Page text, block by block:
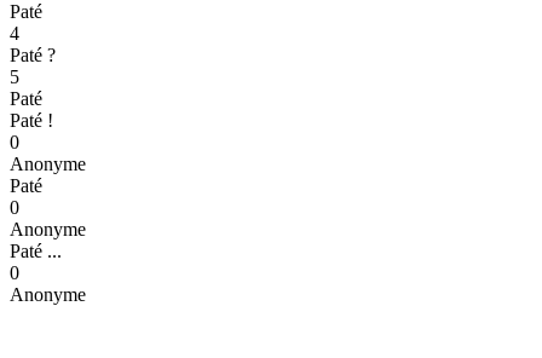
Paté
4
Paté ?
5
Paté
Paté !
0
Anonyme
Paté
0
Anonyme
Paté ...
0
Anonyme